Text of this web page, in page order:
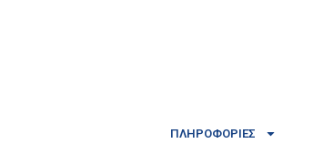
ΠΛΗΡΟΦΟΡΊΕΣ